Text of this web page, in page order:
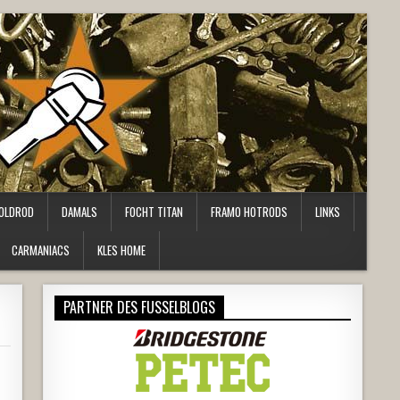
DAMALS FOCHT TITAN FRAMO HOTRODS LINKS
CARMANIACS KLES HOME
PARTNER DES FUSSELBLOGS